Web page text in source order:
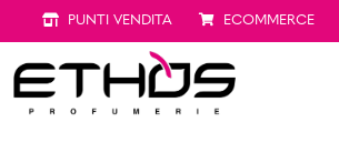
PUNTI VENDITA ECOMMERCE